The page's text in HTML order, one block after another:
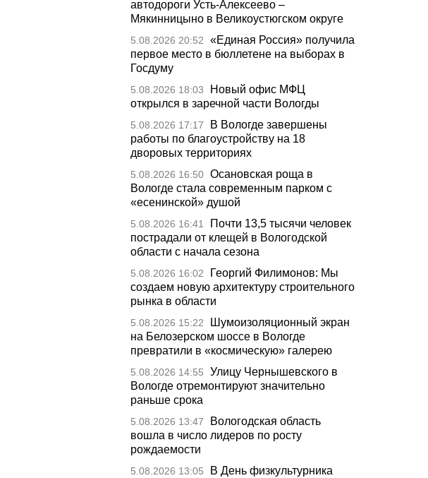
автодороги Усть-Алексеево –
Мякинницыно в Великоустюгском округе
5.08.2026 20:52
«Единая Россия» получила
первое место в бюллетене на выборах в
Госдуму
5.08.2026 18:03
Новый офис МФЦ
открылся в заречной части Вологды
5.08.2026 17:17
В Вологде завершены
работы по благоустройству на 18
дворовых территориях
5.08.2026 16:50 Осановская роща в
Вологде стала современным парком с
«есенинской» душой
5.08.2026 16:41
Почти 13,5 тысячи человек
пострадали от клещей в Вологодской
области с начала сезона
5.08.2026 16:02
Георгий Филимонов: Мы
создаем новую архитектуру строительного
рынка в области
5.08.2026 15:22
Шумоизоляционный экран
на Белозерском шоссе в Вологде
превратили в «космическую» галерею
5.08.2026 14:55
Улицу Чернышевского в
Вологде отремонтируют значительно
раньше срока
5.08.2026 13:47
Вологодская область
вошла в число лидеров по росту
рождаемости
5.08.2026 13:05
В День физкультурника